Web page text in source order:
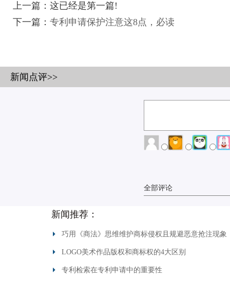
上一篇：这已经是第一篇!
下一篇： 专利申请保护注意这8点，必读
新闻点评>>
全部评论
新闻推荐：
巧用《商法》思维维护商标侵权且规避恶意抢注现象
LOGO美术作品版权和商标权的4大区别
专利检索在专利申请中的重要性